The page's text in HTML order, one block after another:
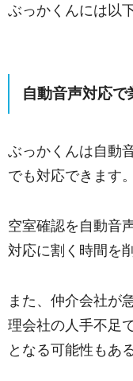
ぶっかくんには以
自動音声対応
ぶっかくんは自動
でも対応できます。
空室確認を自動音
対応に割く時間を
また、仲介会社が
理会社の人手不足
となる可能性もあ